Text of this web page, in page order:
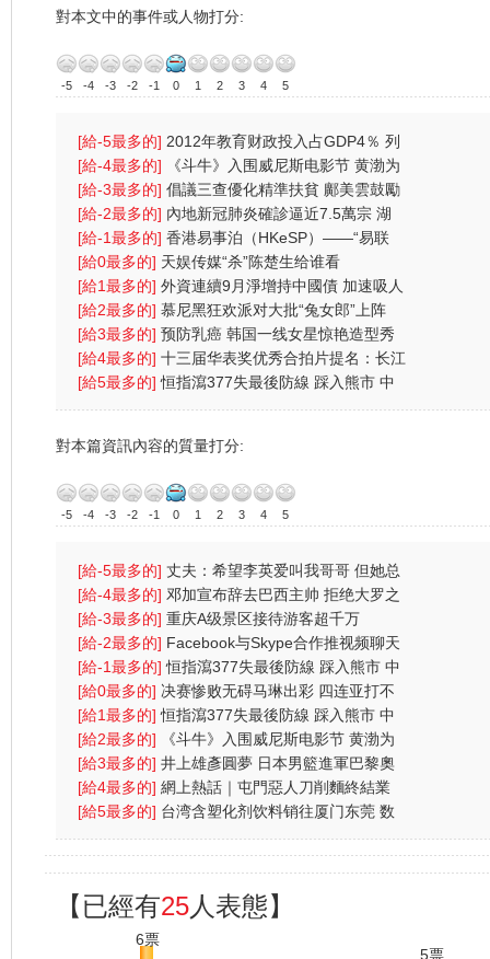
對本文中的事件或人物打分:
-5 -4 -3 -2 -1 0 1 2 3 4 5
[給-5最多的] 2012年教育财政投入占GDP4％ 列
财政支出首位
[給-4最多的]
《斗牛》入围威尼斯电影节 黄渤为
戏受伤一
[給-3最多的] 倡議三查優化精準扶貧 鄺美雲鼓勵
中港學生
[給-2最多的] 內地新冠肺炎確診逼近7.5萬宗 湖
北逾2000人
[給-1最多的] 香港易事泊（HKeSP）——“易联
（eLink）”项目
[給0最多的] 天娱传媒“杀”陈楚生给谁看
[給1最多的] 外資連續9月淨增持中國債 加速吸人
幣資產
[給2最多的] 慕尼黑狂欢派对大批“兔女郎”上阵
(图)
[給3最多的] 预防乳癌 韩国一线女星惊艳造型秀
(图)
[給4最多的] 十三届华表奖优秀合拍片提名：长江
七号
[給5最多的]恒指瀉377失最後防線 踩入熊市 中
央放水無
對本篇資訊內容的質量打分:
-5 -4 -3 -2 -1 0 1 2 3 4 5
[給-5最多的] 丈夫：希望李英爱叫我哥哥 但她总
叫我总裁先
[給-4最多的] 邓加宣布辞去巴西主帅 拒绝大罗之
人含恨离
[給-3最多的] 重庆A级景区接待游客超千万
[給-2最多的] Facebook与Skype合作推视频聊天
功能
[給-1最多的]恒指瀉377失最後防線 踩入熊市 中
央放水無
[給0最多的] 决赛惨败无碍马琳出彩 四连亚打不
倒奥运会
[給1最多的]恒指瀉377失最後防線 踩入熊市 中
央放水無
[給2最多的]
《斗牛》入围威尼斯电影节 黄渤为
戏受伤一
[給3最多的] 井上雄彥圓夢 日本男籃進軍巴黎奧
運
[給4最多的] 網上熱話｜屯門惡人刀削麵終結業
網民：為兩蚊
[給5最多的] 台湾含塑化剂饮料销往厦门东莞 数
量约五六
【已經有25人表態】
6票
5票